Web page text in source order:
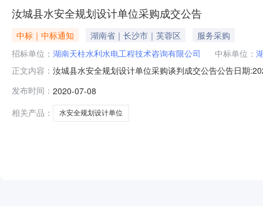
汝城县水安全规划设计单位采购成交公告
中标｜中标通知 湖南省｜长沙市｜芙蓉区
服务采购
招标单位： 湖南天柱水利水电工程技术咨询有限公司 中标单位：
正文内容： 汝城县水安全规划设计单位采购谈判成交公告公告日期
式：采购人、专家推荐2、采取采购人、评审专家推荐方
公司资质符合要求采
发布时间： 2020-07-08
相关产品：
水安全规划设计单位